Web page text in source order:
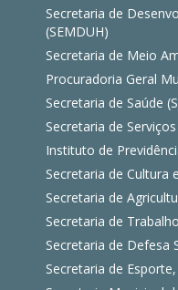
Secretaria de
(SEMDUH)
Secretaria de Meio
Procuradoria Geral
Secretaria de Saúde
Secretaria de
Instituto de
Secretaria de Cultura
Secretaria de
Secretaria de
Secretaria de Defesa
Secretaria de